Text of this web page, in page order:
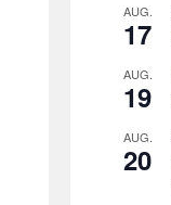
AUG.
17
AUG.
19
AUG.
20